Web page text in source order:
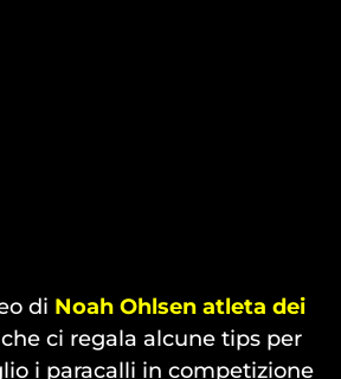
di Noah Ohlsen atleta dei
che ci regala alcune tips per
i paracalli in competizione